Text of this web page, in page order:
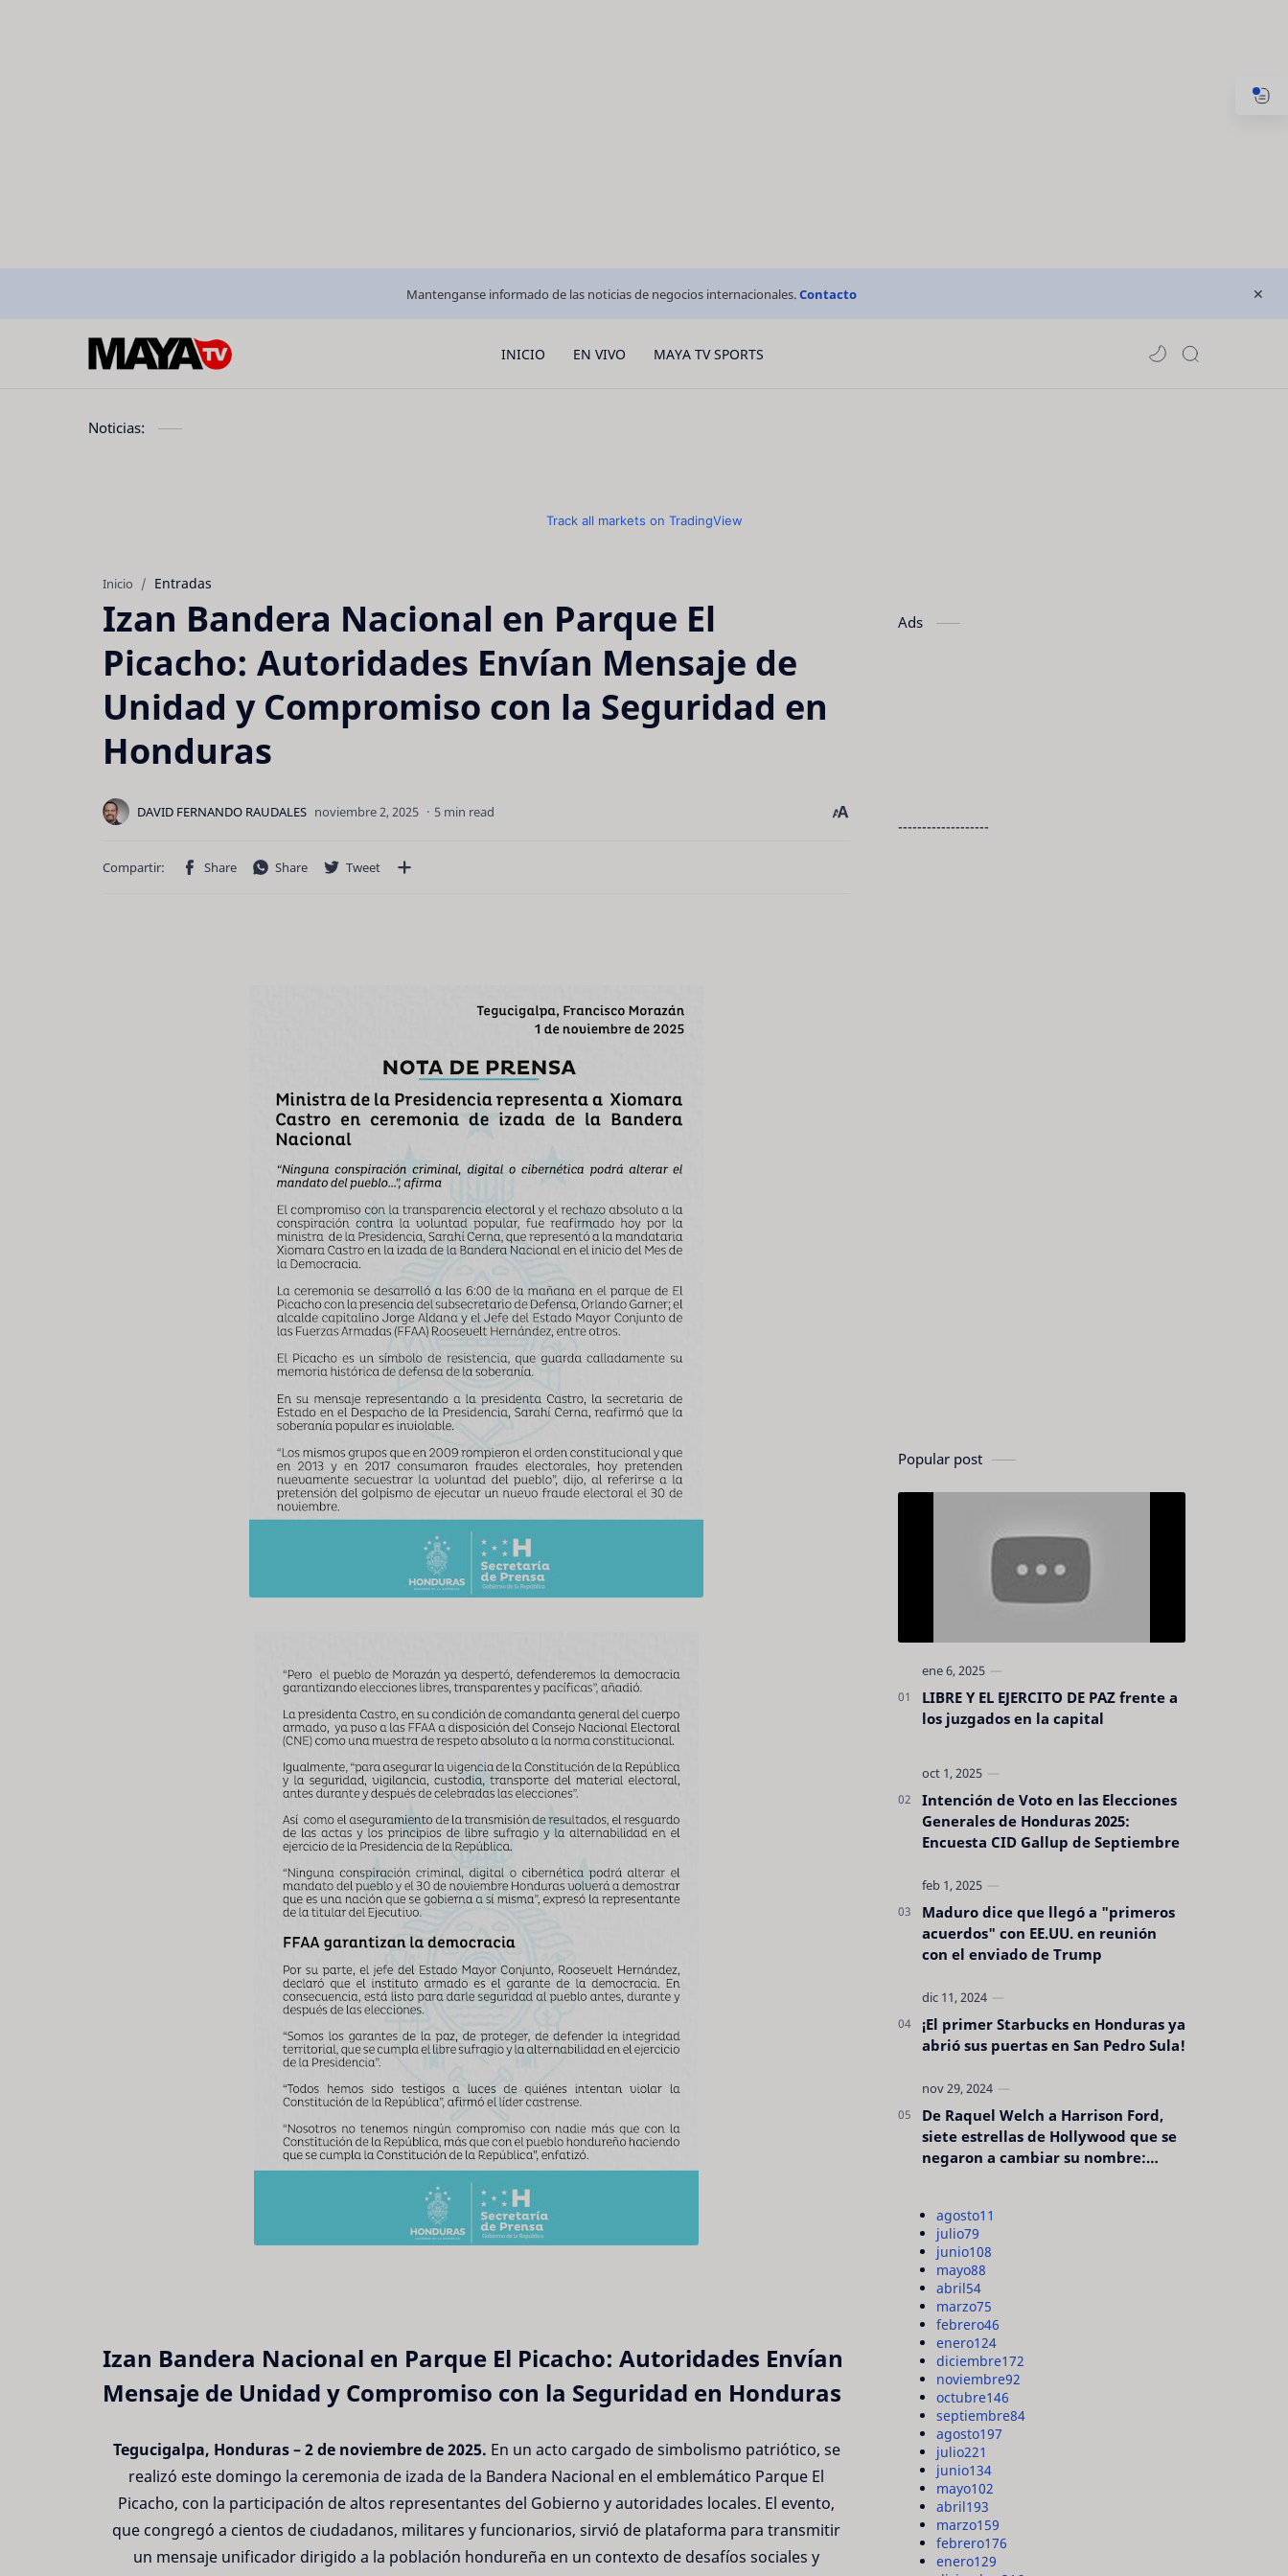
Mantenganse informado de las noticias de negocios internacionales.Contacto
INICIO EN VIVO MAYA TV SPORTS
Noticias:
Track all markets on TradingView
Inicio Entradas
Izan Bandera Nacional en Parque El
Picacho: Autoridades Envían Mensaje de
Unidad y Compromiso con la Seguridad en
Honduras
5 min read
Izan Bandera Nacional en Parque El Picacho: Autoridades Envían
Mensaje de Unidad y Compromiso con la Seguridad en Honduras
Tegucigalpa, Honduras – 2 de noviembre de 2025. En un acto cargado de simbolismo patriótico, se
realizó este domingo la ceremonia de izada de la Bandera Nacional en el emblemático Parque El
Picacho, con la participación de altos representantes del Gobierno y autoridades locales. El evento,
que congregó a cientos de ciudadanos, militares y funcionarios, sirvió de plataforma para transmitir
un mensaje unificador dirigido a la población hondureña en un contexto de desafíos sociales y
Ads
-------------------
Popular post
LIBRE Y EL EJERCITO DE PAZ frente a
los juzgados en la capital
Intención de Voto en las Elecciones
Generales de Honduras 2025:
Encuesta CID Gallup de Septiembre
Maduro dice que llegó a "primeros
acuerdos" con EE.UU. en reunión
con el enviado de Trump
¡El primer Starbucks en Honduras ya
abrió sus puertas en San Pedro Sula!
De Raquel Welch a Harrison Ford,
siete estrellas de Hollywood que se
negaron a cambiar su nombre:
agosto11
julio79
junio108
mayo88
abril54
marzo75
febrero46
enero124
diciembre172
noviembre92
octubre146
septiembre84
agosto197
julio221
junio134
mayo102
abril193
marzo159
febrero176
enero129